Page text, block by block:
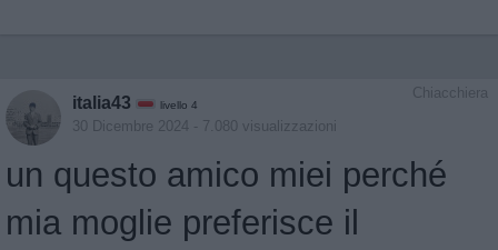
Chiacchiera
italia43 livello 4
30 Dicembre 2024 - 7.080 visualizzazioni
un questo amico miei perché
mia moglie preferisce il